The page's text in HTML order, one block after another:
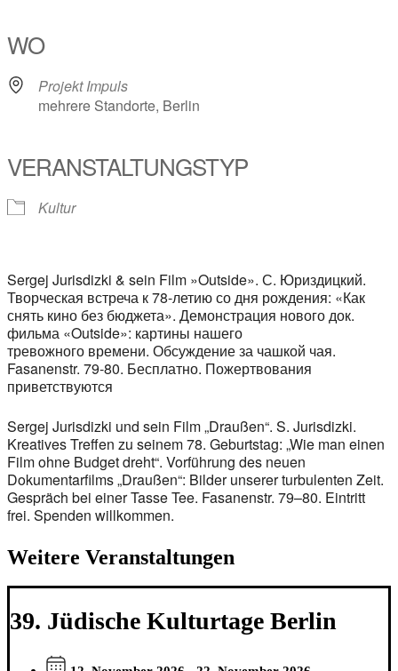
WO
Projekt Impuls
mehrere Standorte, Berlin
VERANSTALTUNGSTYP
Kultur
Sergej Jurisdizki & sein Film »Outside». С. Юриздицкий.
Творческая встреча к 78-летию со дня рождения: «Как
снять кино без бюджета». Демонстрация нового док.
фильма «Outside»: картины нашего
тревожного времени. Обсуждение за чашкой чая.
Fasanenstr. 79-80. Бесплатно. Пожертвования
приветствуются
Sergej Jurisdizki und sein Film „Draußen“. S. Jurisdizki.
Kreatives Treffen zu seinem 78. Geburtstag: „Wie man einen
Film ohne Budget dreht“. Vorführung des neuen
Dokumentarfilms „Draußen“: Bilder unserer turbulenten Zeit.
Gespräch bei einer Tasse Tee. Fasanenstr. 79–80. Eintritt
frei. Spenden willkommen.
Weitere Veranstaltungen
39. Jüdische Kulturtage Berlin